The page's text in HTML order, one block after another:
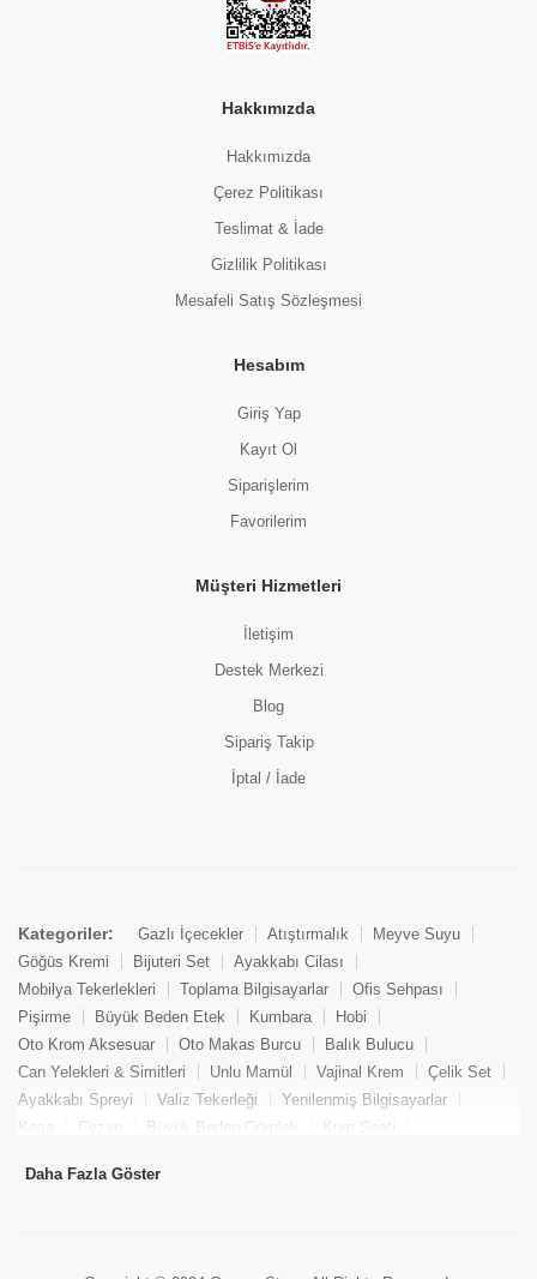
Hakkımızda
Hakkımızda
Çerez Politikası
Teslimat & İade
Gizlilik Politikası
Mesafeli Satış Sözleşmesi
Hesabım
Giriş Yap
Kayıt Ol
Siparişlerim
Favorilerim
Müşteri Hizmetleri
İletişim
Destek Merkezi
Blog
Sipariş Takip
İptal / İade
Kategoriler: Gazlı İçecekler Atıştırmalık
Meyve Suyu
Göğüs Kremi
Bijuteri Set
Ayakkabı Cilası
Mobilya Tekerlekleri
Toplama Bilgisayarlar
Ofis Sehpası
Pişirme
Büyük Beden Etek Kumbara
Hobi
Oto Krom Aksesuar
Oto Makas Burcu
Balık Bulucu
Can Yelekleri & Simitleri
Unlu Mamül Vajinal Krem
Çelik Set
Ayakkabı Spreyi
Valiz Tekerleği
Yenilenmiş Bilgisayarlar
Kasa
Cezve Büyük Beden Gömlek
Kum Saati
Tekne Bağlama & Demirleme
Daha Fazla Göster